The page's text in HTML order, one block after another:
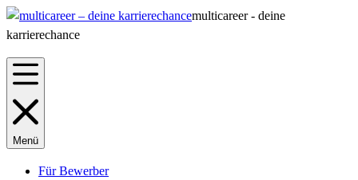
multicareer - deine
karrierechance
Menü
Für Bewerber